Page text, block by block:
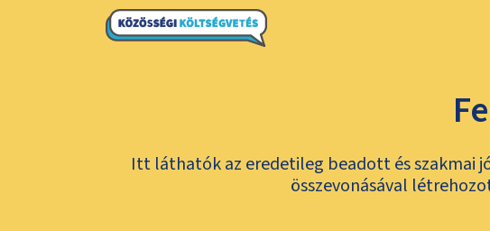
Itt láthatók az eredetileg beadott és szakmai
összevonásával